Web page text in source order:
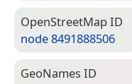
Open­Street­Map ID
node 8491888506
Geo­Names ID